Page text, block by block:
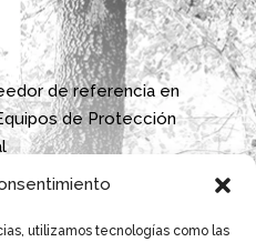
utilizamos tecnologías como las
de referencia en
de Protección